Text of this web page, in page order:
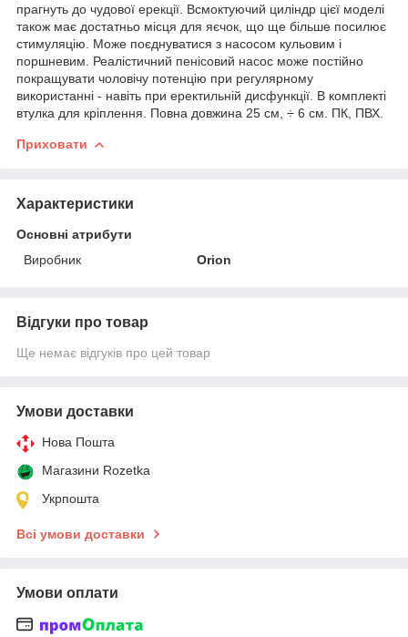
прагнуть до чудової ерекції. Всмоктуючий циліндр цієї моделі
також має достатньо місця для яєчок, що ще більше посилює
стимуляцію. Може поєднуватися з насосом кульовим і
поршневим. Реалістичний пенісовий насос може постійно
покращувати чоловічу потенцію при регулярному
використанні - навіть при еректильній дисфункції. В комплекті
втулка для кріплення. Повна довжина 25 см, ÷ 6 см. ПК, ПВХ.
Приховати
Характеристики
Основні атрибути
Виробник
Orion
Відгуки про товар
Ще немає відгуків про цей товар
Умови доставки
Нова Пошта
Магазини Rozetka
Укрпошта
Всі умови доставки
Умови оплати